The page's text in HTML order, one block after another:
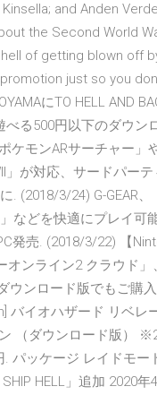
and Anden
the Second World
of getting blown off
just so you
にTO HELL AND
べる500円以下のダウン
ケモンARサーチャー」
」が対応、サードパーテ
. (2018/3/24) G-GEAR
などを快適にプレイ可
発売. (2018/3/22) 【
オンライン2 クラウド
ウンロード版でもご購
バイオハザード リベレ
（ダウンロード版）
. パッケージ レイドモー
SHIP HELL」追加 2020